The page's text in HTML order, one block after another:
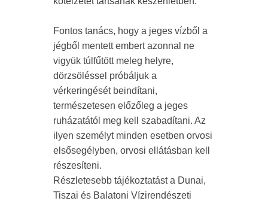
Fontos tanács, hogy a jeges vízből a
jégből mentett embert azonnal ne
vigyük túlfűtött meleg helyre,
dörzsöléssel próbáljuk a
vérkeringését beindítani,
természetesen előzőleg a jeges
ruházatától meg kell szabadítani. Az
ilyen személyt minden esetben orvosi
elsősegélyben, orvosi ellátásban kell
részesíteni.
Részletesebb tájékoztatást a Dunai,
Tiszai és Balatoni Vízirendészeti